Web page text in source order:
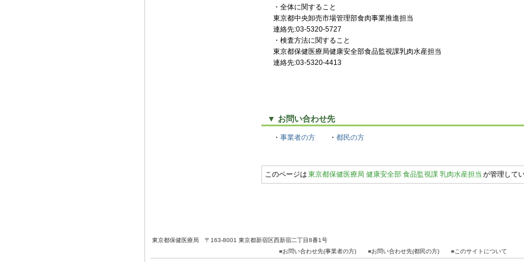
・全体に関すること
東京都中央卸売市場管理部食肉事業推進担当
連絡先:03-5320-5727
・検査方法に関すること
東京都保健医療局健康安全部食品監視課乳肉水産担当
連絡先:03-5320-4413
▼ お問い合わせ先
・ 事業者の方 ・ 都民の方
このページは 東京都保健医療局 健康安全部 食品監視課 乳肉水産担当 が管理してい
東京都保健医療局 〒163-8001 東京都新宿区西新宿二丁目8番1号
■お問い合わせ先(事業者の方) ■お問い合わせ先(都民の方) ■このサイトについて